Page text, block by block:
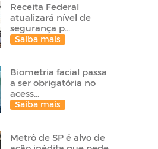
Receita Federal
atualizará nível de
segurança p...
Saiba mais
Biometria facial passa
a ser obrigatória no
acess...
Saiba mais
Metrô de SP é alvo de